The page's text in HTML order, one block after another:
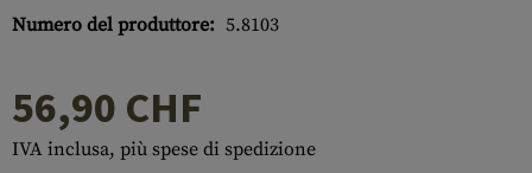
Numero del produttore: 5.8103
56,90 CHF
IVA inclusa, più spese di spedizione